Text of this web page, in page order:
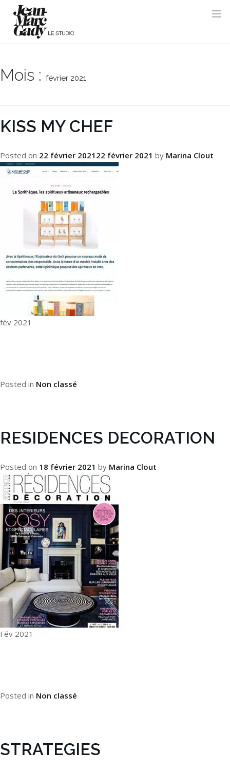
Mois : février 2021
KISS MY CHEF
Posted on 22 février 2021 22 février 2021 by Marina Clout
fév 2021
Posted in Non classé
RESIDENCES DECORATION
Posted on 18 février 2021 by Marina Clout
Fév 2021
Posted in Non classé
STRATEGIES